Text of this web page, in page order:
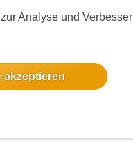
Analyse und
akzeptieren